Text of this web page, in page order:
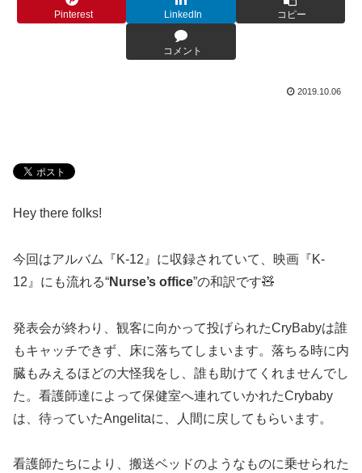
Pinterest LinkedIn コピー
コメント
2019.10.06
Hey there folks!
今回はアルバム『K-12 』に収録されていて、映画『K-
12 』にも流れる“Nurse’s office”の和訳です🧸
発表会が終わり、観客に向かって投げられたCryBabyは誰
もキャッチできず、床に落ちてしまいます。落ちる時に内
臓もみえるほどの大怪我をし、誰も助けてくれませんでし
た。看護師達によって保健室へ連れていかれたCrybaby
は、待っていたAngelitaに、人間に戻してもらいます。
看護師たちにより、搬送ベッドのようなものに乗せられた